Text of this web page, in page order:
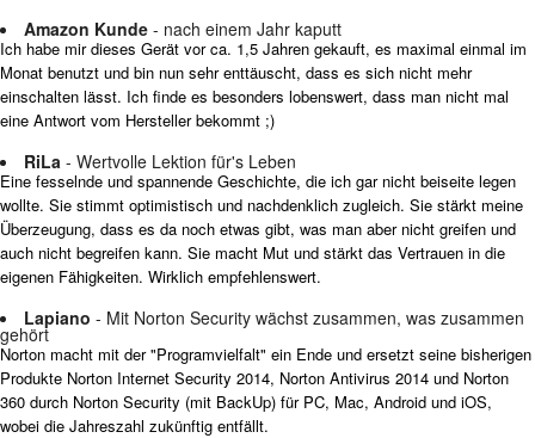
Amazon Kunde - nach einem Jahr kaputt
Ich habe mir dieses Gerät vor ca. 1,5 Jahren gekauft, es maximal einmal im
Monat benutzt und bin nun sehr enttäuscht, dass es sich nicht mehr
einschalten lässt. Ich finde es besonders lobenswert, dass man nicht mal
eine Antwort vom Hersteller bekommt ;)
RiLa - Wertvolle Lektion für's Leben
Eine fesselnde und spannende Geschichte, die ich gar nicht beiseite legen
wollte. Sie stimmt optimistisch und nachdenklich zugleich. Sie stärkt meine
Überzeugung, dass es da noch etwas gibt, was man aber nicht greifen und
auch nicht begreifen kann. Sie macht Mut und stärkt das Vertrauen in die
eigenen Fähigkeiten. Wirklich empfehlenswert.
Lapiano - Mit Norton Security wächst zusammen, was zusammen
gehört
Norton macht mit der "Programvielfalt" ein Ende und ersetzt seine bisherigen
Produkte Norton Internet Security 2014, Norton Antivirus 2014 und Norton
360 durch Norton Security (mit BackUp) für PC, Mac, Android und iOS,
wobei die Jahreszahl zukünftig entfällt.